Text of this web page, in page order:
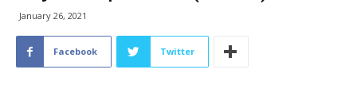
January 26, 2021
Facebook Twitter